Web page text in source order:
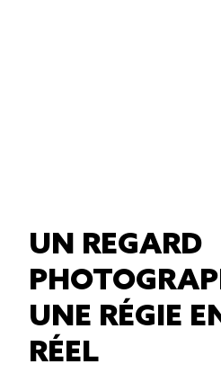
UN REGARD
UNE RÉGIE
RÉEL